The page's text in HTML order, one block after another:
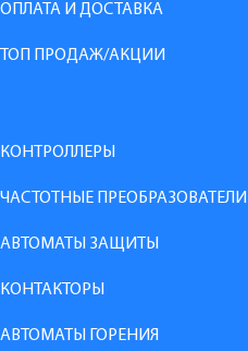
ОПЛАТА И ДОСТАВКА
ТОП ПРОДАЖ/АКЦИИ
КОНТРОЛЛЕРЫ
ЧАСТОТНЫЕ ПРЕОБРАЗОВАТЕЛИ
АВТОМАТЫ ЗАЩИТЫ
КОНТАКТОРЫ
АВТОМАТЫ ГОРЕНИЯ